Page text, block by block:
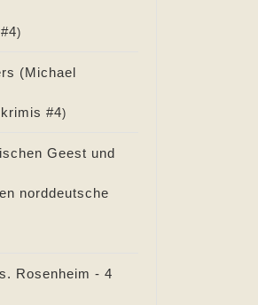
4)
(Michael
#4)
Geest und
norddeutsche
Rosenheim - 4